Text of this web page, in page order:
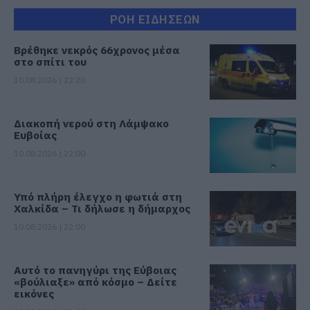
ΡΟΗ ΕΙΔΗΣΕΩΝ
Βρέθηκε νεκρός 66χρονος μέσα
στο σπίτι του
Διακοπή νερού στη Λάμψακο
Ευβοίας
Υπό πλήρη έλεγχο η φωτιά στη
Χαλκίδα – Τι δήλωσε η δήμαρχος
Αυτό το πανηγύρι της Εύβοιας
«βούλιαξε» από κόσμο – Δείτε
εικόνες